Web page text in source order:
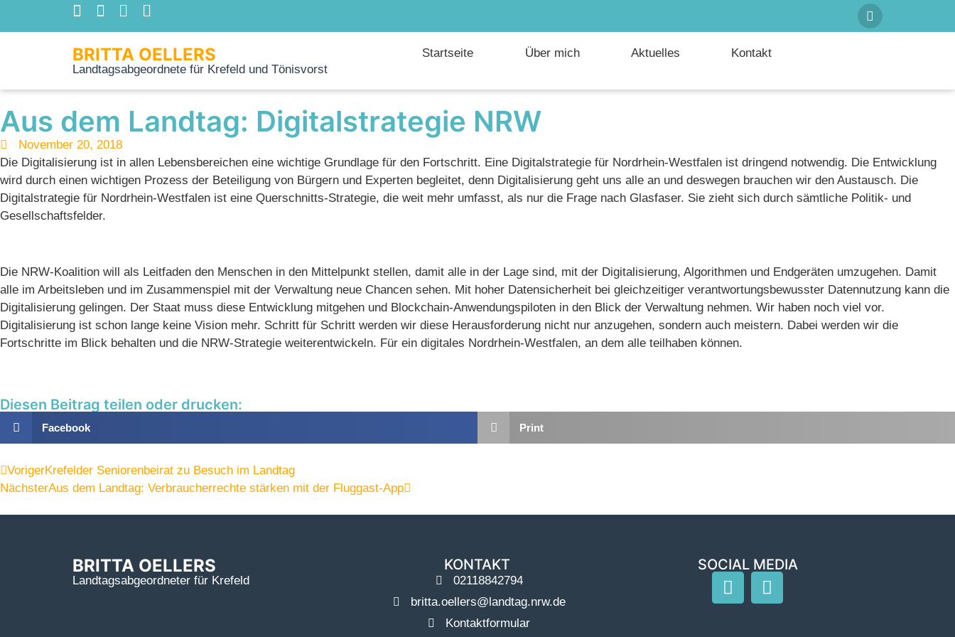
BRITTA OELLERS
Landtagsabgeordnete für Krefeld und Tönisvorst
Startseite Über mich Aktuelles Kontakt
Aus dem Landtag: Digitalstrategie NRW
November 20, 2018
Die Digitalisierung ist in allen Lebensbereichen eine wichtige Grundlage für den Fortschritt. Eine Digitalstrategie für Nordrhein-Westfalen ist dringend notwendig. Die Entwicklung
wird durch einen wichtigen Prozess der Beteiligung von Bürgern und Experten begleitet, denn Digitalisierung geht uns alle an und deswegen brauchen wir den Austausch. Die
Digitalstrategie für Nordrhein-Westfalen ist eine Querschnitts-Strategie, die weit mehr umfasst, als nur die Frage nach Glasfaser. Sie zieht sich durch sämtliche Politik- und
Gesellschaftsfelder.
Die NRW-Koalition will als Leitfaden den Menschen in den Mittelpunkt stellen, damit alle in der Lage sind, mit der Digitalisierung, Algorithmen und Endgeräten umzugehen. Damit
alle im Arbeitsleben und im Zusammenspiel mit der Verwaltung neue Chancen sehen. Mit hoher Datensicherheit bei gleichzeitiger verantwortungsbewusster Datennutzung kann die
Digitalisierung gelingen. Der Staat muss diese Entwicklung mitgehen und Blockchain-Anwendungspiloten in den Blick der Verwaltung nehmen. Wir haben noch viel vor.
Digitalisierung ist schon lange keine Vision mehr. Schritt für Schritt werden wir diese Herausforderung nicht nur anzugehen, sondern auch meistern. Dabei werden wir die
Fortschritte im Blick behalten und die NRW-Strategie weiterentwickeln. Für ein digitales Nordrhein-Westfalen, an dem alle teilhaben können.
Diesen Beitrag teilen oder drucken:
Facebook Print
VorigerKrefelder Seniorenbeirat zu Besuch im Landtag
NächsterAus dem Landtag: Verbraucherrechte stärken mit der Fluggast-App
BRITTA OELLERS
Landtagsabgeordneter für Krefeld
KONTAKT
02118842794
britta.oellers@landtag.nrw.de
Kontaktformular
SOCIAL MEDIA